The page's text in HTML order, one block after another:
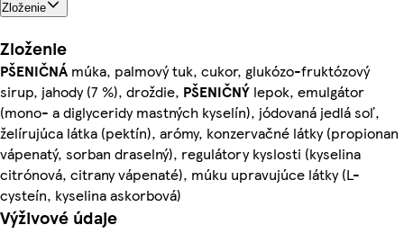
Zloženie
Zloženie
PŠENIČNÁ múka, palmový tuk, cukor, glukózo-fruktózový
sirup, jahody (7 %), droždie, PŠENIČNÝ lepok, emulgátor
(mono- a diglyceridy mastných kyselín), jódovaná jedlá soľ,
želírujúca látka (pektín), arómy, konzervačné látky (propionan
vápenatý, sorban draselný), regulátory kyslosti (kyselina
citrónová, citrany vápenaté), múku upravujúce látky (L-
cysteín, kyselina askorbová)
Výživové údaje